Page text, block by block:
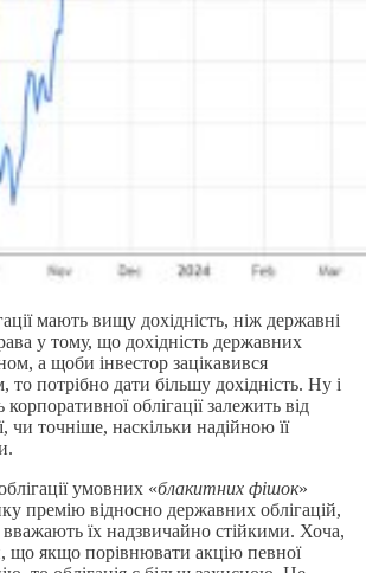
мають вищу дохідність, ніж державні
у тому, що дохідність державних
а щоби інвестор зацікавився
потрібно дати більшу дохідність. Ну і
корпоративної облігації залежить від
чи точніше, наскільки надійною її
умовних «блакитних фішок»
премію відносно державних облігацій,
вважають їх надзвичайно стійкими. Хоча,
що якщо порівнювати акцію певної